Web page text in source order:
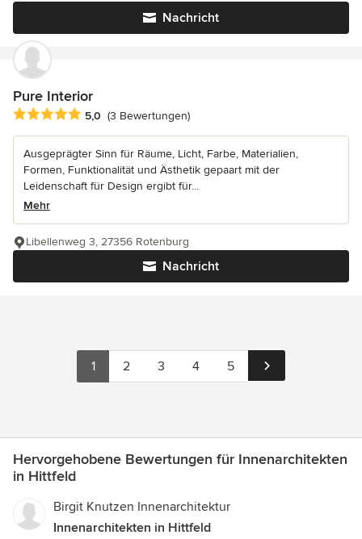
Nachricht
Pure Interior
Durchschnittliche Bewertung: 5 von 5 Sternen
5,0 (3 Bewertungen)
Ausgeprägter Sinn für Räume, Licht, Farbe, Materialien,
Formen, Funktionalität und Ästhetik gepaart mit der
Leidenschaft für Design ergibt für...
Mehr
Nachricht
Libellenweg 3, 27356 Rotenburg
1 2 3 4 5
Hervorgehobene Bewertungen für Innenarchitekten
in Hittfeld
Birgit Knutzen Innenarchitektur
Innenarchitekten in Hittfeld